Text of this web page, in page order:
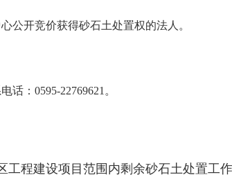
开竞价获得砂石土处置权的法人。
：0595-22769621。
工程建设项目范围内剩余砂石土处置工